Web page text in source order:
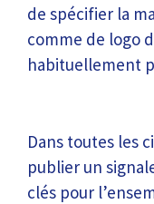
de spécifier la
comme de logo
habituellement
Dans toutes les
publier un
clés pour